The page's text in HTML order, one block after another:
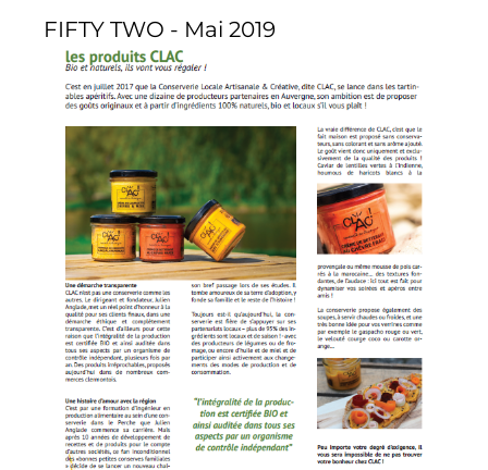
FIFTY TWO - Mai 2019